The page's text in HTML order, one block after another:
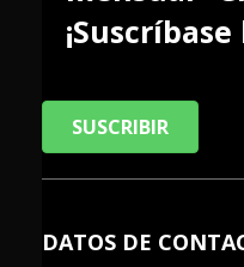
¡Suscríbase
SUSCRIBIR
DATOS DE